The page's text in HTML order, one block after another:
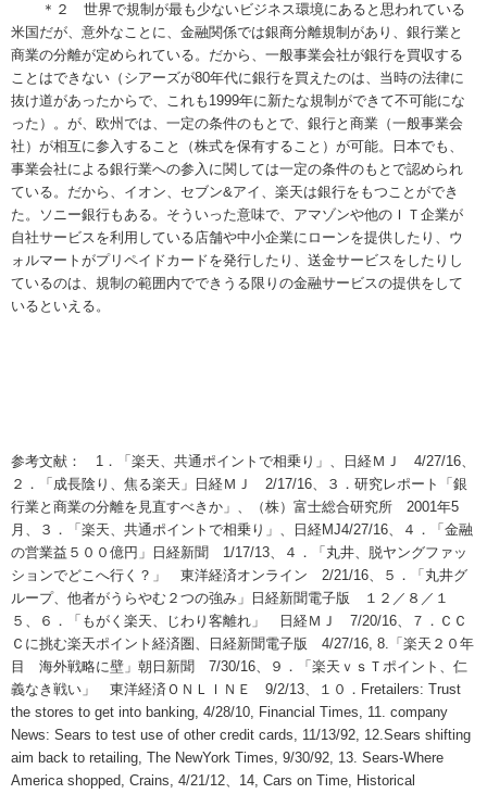
＊２ 世界で規制が最も少ないビジネス環境にあると思われている
米国だが、意外なことに、金融関係では銀商分離規制があり、銀行業と
商業の分離が定められている。だから、一般事業会社が銀行を買収する
ことはできない（シアーズが80年代に銀行を買えたのは、当時の法律に
抜け道があったからで、これも1999年に新たな規制ができて不可能にな
った）。が、欧州では、一定の条件のもとで、銀行と商業（一般事業会
社）が相互に参入すること（株式を保有すること）が可能。日本でも、
事業会社による銀行業への参入に関しては一定の条件のもとで認められ
ている。だから、イオン、セブン&アイ、楽天は銀行をもつことができ
た。ソニー銀行もある。そういった意味で、アマゾンや他のＩＴ企業が
自社サービスを利用している店舗や中小企業にローンを提供したり、ウ
ォルマートがプリペイドカードを発行したり、送金サービスをしたりし
ているのは、規制の範囲内でできうる限りの金融サービスの提供をして
いるといえる。
参考文献： 1．「楽天、共通ポイントで相乗り」、日経ＭＪ 4/27/16、
２．「成長陰り、焦る楽天」日経ＭＪ 2/17/16、３．研究レポート「銀
行業と商業の分離を見直すべきか」、（株）富士総合研究所 2001年5
月、３．「楽天、共通ポイントで相乗り」、日経MJ4/27/16、４．「金融
の営業益５００億円」日経新聞 1/17/13、４．「丸井、脱ヤングファッ
ションでどこへ行く？」 東洋経済オンライン 2/21/16、５．「丸井グ
ループ、他者がうらやむ２つの強み」日経新聞電子版 １２／８／１
５、６．「もがく楽天、じわり客離れ」 日経ＭＪ 7/20/16、７．ＣＣ
Ｃに挑む楽天ポイント経済圏、日経新聞電子版 4/27/16, 8.「楽天２０年
目 海外戦略に壁」朝日新聞 7/30/16、９．「楽天ｖｓＴポイント、仁
義なき戦い」 東洋経済ＯＮＬＩＮＥ 9/2/13、１０．Fretailers: Trust
the stores to get into banking, 4/28/10, Financial Times, 11. company
News: Sears to test use of other credit cards, 11/13/92, 12.Sears shifting
aim back to retailing, The NewYork Times, 9/30/92, 13. Sears-Where
America shopped, Crains, 4/21/12、14, Cars on Time, Historical